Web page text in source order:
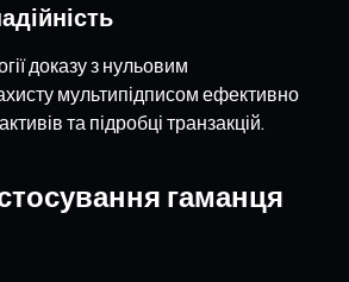
доказу з нульовим
мультипідписом ефективно
та підробці транзакцій.
гаманця